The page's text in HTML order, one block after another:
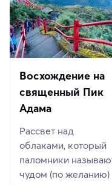
Восхождение на
священный Пик
Адама
Рассвет над
облаками, который
паломники
чудом (по желанию)